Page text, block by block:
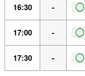
16:30 - ◯
17:00 - ◯
17:30 - ◯